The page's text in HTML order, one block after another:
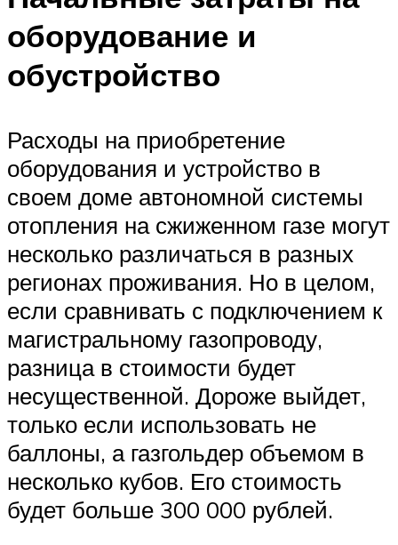
оборудование и
обустройство
Расходы на приобретение
оборудования и устройство в
своем доме автономной системы
отопления на сжиженном газе могут
несколько различаться в разных
регионах проживания. Но в целом,
если сравнивать с подключением к
магистральному газопроводу,
разница в стоимости будет
несущественной. Дороже выйдет,
только если использовать не
баллоны, а газгольдер объемом в
несколько кубов. Его стоимость
будет больше 300 000 рублей.